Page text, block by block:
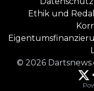
Ethik und
© 2026